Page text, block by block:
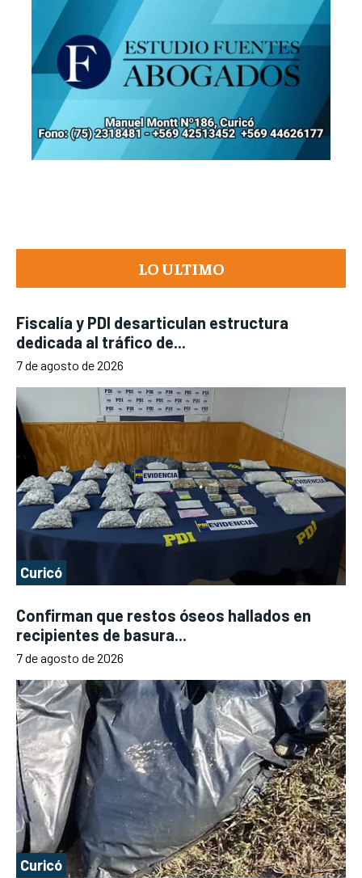
LO ULTIMO
Fiscalía y PDI desarticulan estructura
dedicada al tráfico de...
7 de agosto de 2026
Curicó
Confirman que restos óseos hallados en
recipientes de basura...
7 de agosto de 2026
Curicó